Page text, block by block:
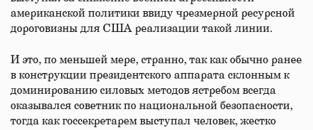
американской политики ввиду чрезмерной ресурсной
дороговизны для США реализации такой линии.
И это, по меньшей мере, странно, так как обычно ранее
в конструкции президентского аппарата склонным к
доминированию силовых методов ястребом всегда
оказывался советник по национальной безопасности,
тогда как госсекретарем выступал человек, жестко